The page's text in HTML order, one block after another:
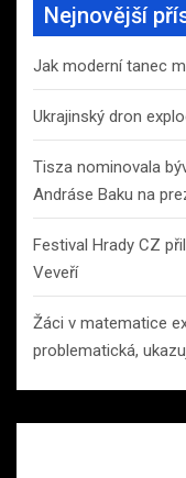
Nejnovější
Jak moderní tanec
Ukrajinský dron
Tisza nominovala
Andráse Baku na
Festival Hrady CZ
Veveří
Žáci v matematice
problematická,